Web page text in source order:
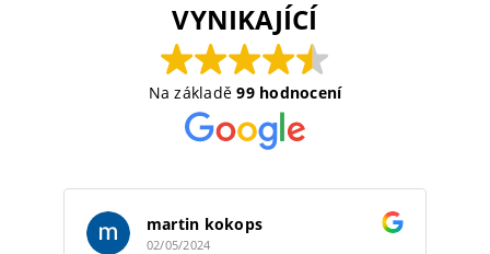
VYNIKAJÍCÍ
Na základě99 hodnocení
martin kokops
02/05/2024